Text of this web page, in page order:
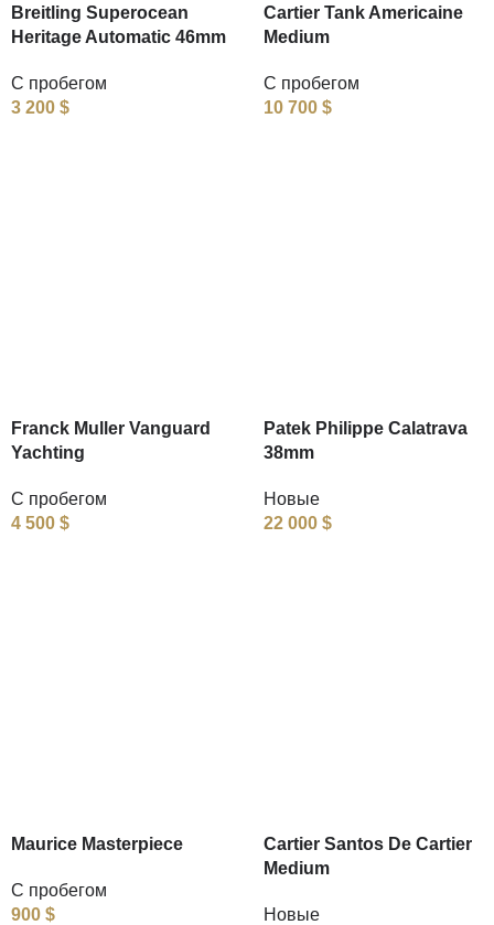
Breitling Superocean
Heritage Automatic 46mm
С пробегом
3 200 $
Cartier Tank Americaine
Medium
С пробегом
10 700 $
Franck Muller Vanguard
Yachting
С пробегом
4 500 $
Patek Philippe Calatrava
38mm
Новые
22 000 $
Maurice Masterpiece
С пробегом
900 $
Cartier Santos De Cartier
Medium
Новые